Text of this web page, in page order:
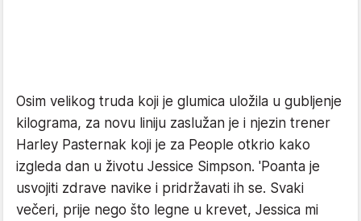
Osim velikog truda koji je glumica uložila u gubljenje
kilograma, za novu liniju zaslužan je i njezin trener
Harley Pasternak koji je za People otkrio kako
izgleda dan u životu Jessice Simpson. 'Poanta je
usvojiti zdrave navike i pridržavati ih se. Svaki
večeri, prije nego što legne u krevet, Jessica mi